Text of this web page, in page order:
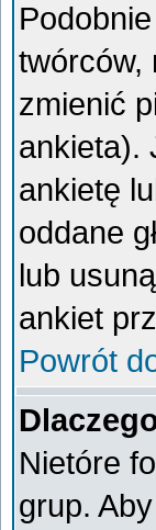
twórców,
zmienić
ankieta).
ankietę
oddane
lub
ankiet
Powrót
Nietóre
grup.